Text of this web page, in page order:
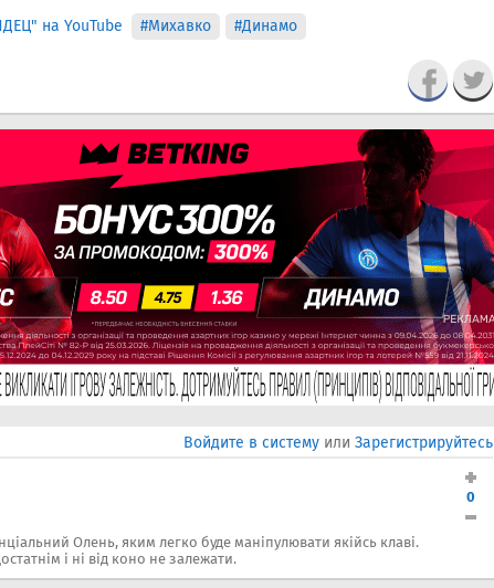
на YouTube #Михавко #Динамо
Войдите в систему или Зарегистрируйтесь
0
Олень, яким легко буде маніпулювати якійсь клаві.
і ні від коно не залежати.